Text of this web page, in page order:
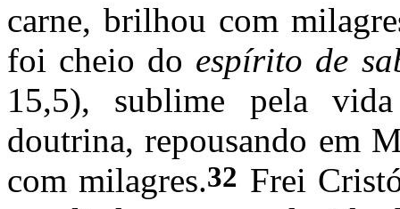
carne, brilhou com
foi cheio do espírito de
15,5), sublime pela
doutrina, repousando em
com milagres.32 Frei